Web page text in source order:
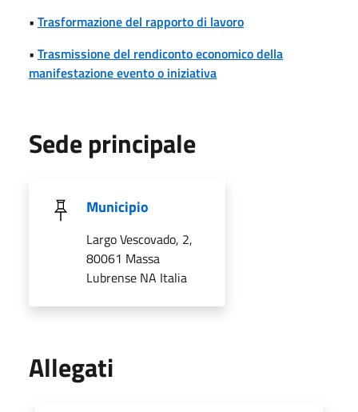
• Trasformazione del rapporto di lavoro
• Trasmissione del rendiconto economico della
manifestazione evento o iniziativa
Sede principale
Municipio
Largo Vescovado, 2,
80061 Massa
Lubrense NA Italia
Allegati